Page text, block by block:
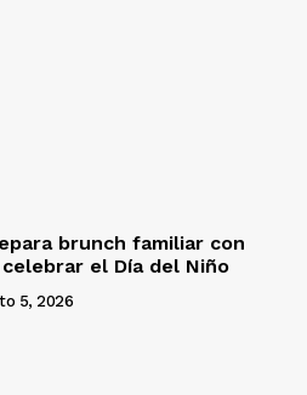
brunch familiar con
el Día del Niño
5, 2026